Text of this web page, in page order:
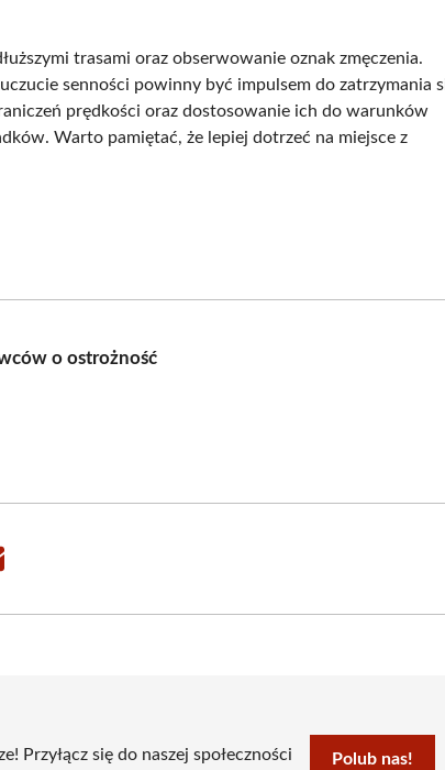
trasami oraz obserwowanie oznak zmęczenia.
senności powinny być impulsem do zatrzymania
prędkości oraz dostosowanie ich do warunków
Warto pamiętać, że lepiej dotrzeć na miejsce z
o ostrożność
Przyłącz się do naszej społeczności
Polub nas!